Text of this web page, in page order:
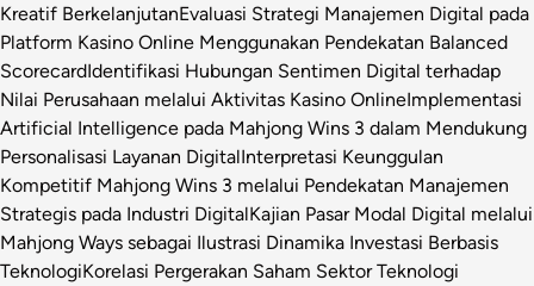
Kreatif BerkelanjutanEvaluasi Strategi Manajemen Digital pada
Platform Kasino Online Menggunakan Pendekatan Balanced
ScorecardIdentifikasi Hubungan Sentimen Digital terhadap
Nilai Perusahaan melalui Aktivitas Kasino OnlineImplementasi
Artificial Intelligence pada Mahjong Wins 3 dalam Mendukung
Personalisasi Layanan DigitalInterpretasi Keunggulan
Kompetitif Mahjong Wins 3 melalui Pendekatan Manajemen
Strategis pada Industri DigitalKajian Pasar Modal Digital melalui
Mahjong Ways sebagai Ilustrasi Dinamika Investasi Berbasis
TeknologiKorelasi Pergerakan Saham Sektor Teknologi